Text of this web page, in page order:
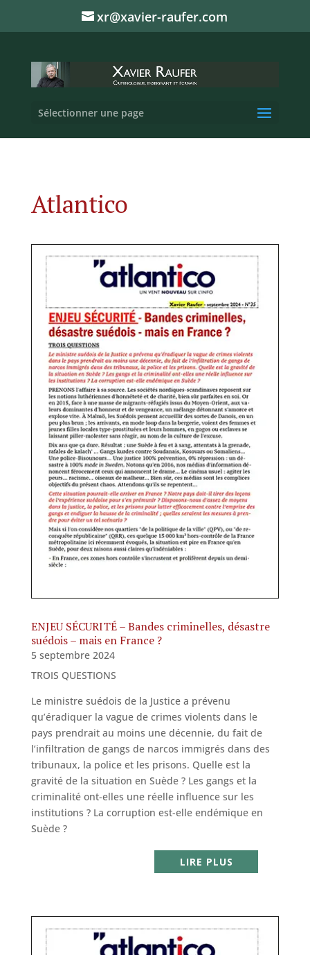
xr@xavier-raufer.com
Sélectionner une page
Atlantico
ENJEU SÉCURITÉ – Bandes criminelles, désastre
suédois – mais en France ?
5 septembre 2024
TROIS QUESTIONS
Le ministre suédois de la Justice a prévenu
qu’éradiquer la vague de crimes violents dans le
pays prendrait au moins une décennie, du fait de
l’infiltration de gangs de narcos immigrés dans des
tribunaux, la police et les prisons. Quelle est la
gravité de la situation en Suède ? Les gangs et la
criminalité ont-elles une réelle influence sur les
institutions ? La corruption est-elle endémique en
Suède ?
LIRE PLUS